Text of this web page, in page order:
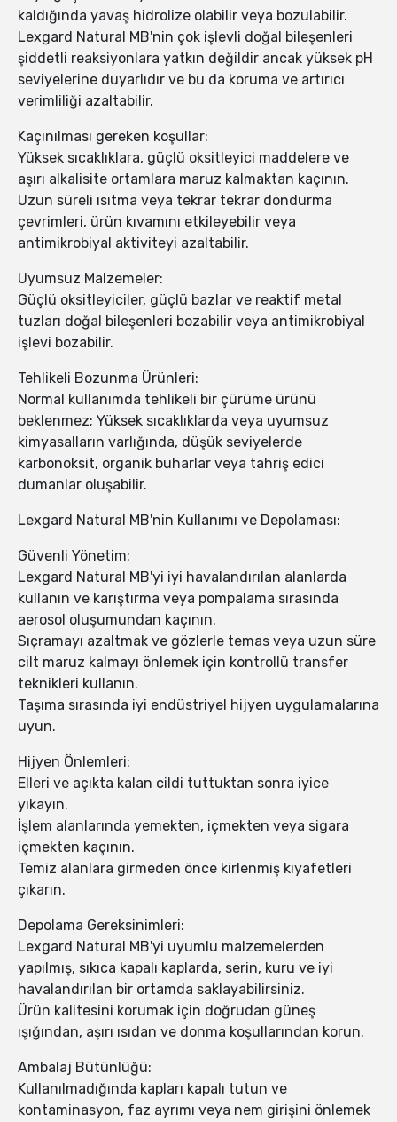
kaldığında yavaş hidrolize olabilir veya bozulabilir.
Lexgard Natural MB'nin çok işlevli doğal bileşenleri
şiddetli reaksiyonlara yatkın değildir ancak yüksek pH
seviyelerine duyarlıdır ve bu da koruma ve artırıcı
verimliliği azaltabilir.
Kaçınılması gereken koşullar:
Yüksek sıcaklıklara, güçlü oksitleyici maddelere ve
aşırı alkalisite ortamlara maruz kalmaktan kaçının.
Uzun süreli ısıtma veya tekrar tekrar dondurma
çevrimleri, ürün kıvamını etkileyebilir veya
antimikrobiyal aktiviteyi azaltabilir.
Uyumsuz Malzemeler:
Güçlü oksitleyiciler, güçlü bazlar ve reaktif metal
tuzları doğal bileşenleri bozabilir veya antimikrobiyal
işlevi bozabilir.
Tehlikeli Bozunma Ürünleri:
Normal kullanımda tehlikeli bir çürüme ürünü
beklenmez; Yüksek sıcaklıklarda veya uyumsuz
kimyasalların varlığında, düşük seviyelerde
karbonoksit, organik buharlar veya tahriş edici
dumanlar oluşabilir.
Lexgard Natural MB'nin Kullanımı ve Depolaması:
Güvenli Yönetim:
Lexgard Natural MB'yi iyi havalandırılan alanlarda
kullanın ve karıştırma veya pompalama sırasında
aerosol oluşumundan kaçının.
Sıçramayı azaltmak ve gözlerle temas veya uzun süre
cilt maruz kalmayı önlemek için kontrollü transfer
teknikleri kullanın.
Taşıma sırasında iyi endüstriyel hijyen uygulamalarına
uyun.
Hijyen Önlemleri:
Elleri ve açıkta kalan cildi tuttuktan sonra iyice
yıkayın.
İşlem alanlarında yemekten, içmekten veya sigara
içmekten kaçının.
Temiz alanlara girmeden önce kirlenmiş kıyafetleri
çıkarın.
Depolama Gereksinimleri:
Lexgard Natural MB'yi uyumlu malzemelerden
yapılmış, sıkıca kapalı kaplarda, serin, kuru ve iyi
havalandırılan bir ortamda saklayabilirsiniz.
Ürün kalitesini korumak için doğrudan güneş
ışığından, aşırı ısıdan ve donma koşullarından korun.
Ambalaj Bütünlüğü:
Kullanılmadığında kapları kapalı tutun ve
kontaminasyon, faz ayrımı veya nem girişini önlemek